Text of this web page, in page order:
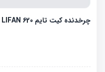
چرخدنده کیت تایم LIFAN 620